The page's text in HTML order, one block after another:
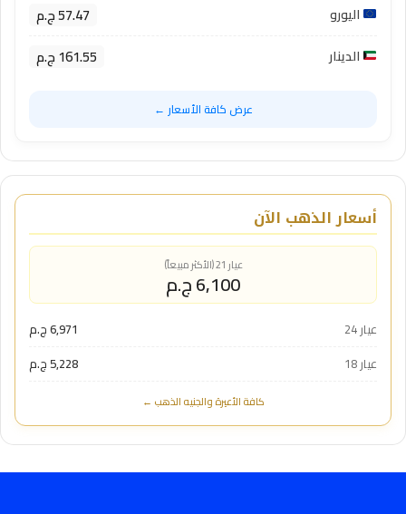
اليورو 57.47 ج.م
الدينار 161.55 ج.م
عرض كافة الأسعار ←
أسعار الذهب الآن
عيار 21 (الأكثر مبيعاً)
6,100 ج.م
عيار 24
6,971 ج.م
عيار 18
5,228 ج.م
كافة الأعيرة والجنيه الذهب ←